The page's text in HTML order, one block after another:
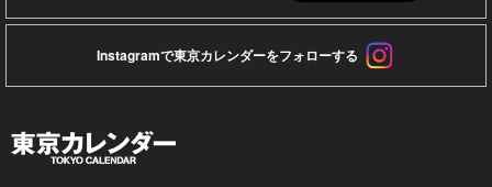
Instagramで東京カレンダーをフォローする